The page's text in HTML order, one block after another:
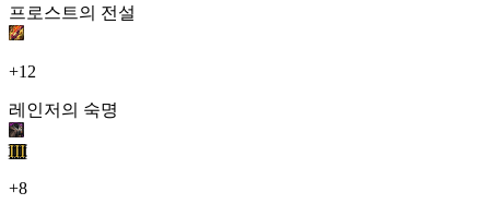
프로스트의 전설
+12
레인저의 숙명
III
+8